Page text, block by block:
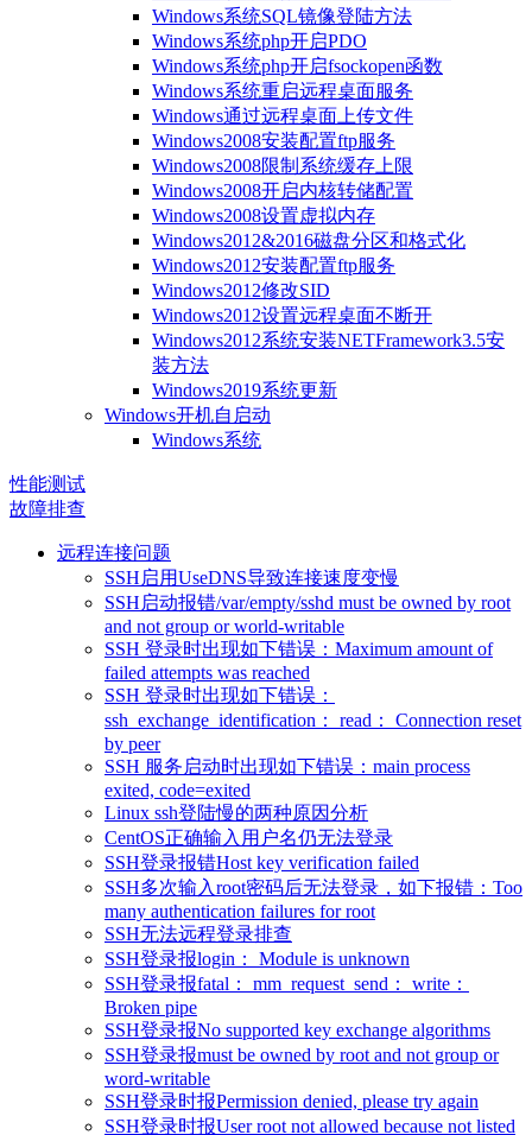
Windows系统SQL镜像登陆方法
Windows系统php开启PDO
Windows系统php开启fsockopen函数
Windows系统重启远程桌面服务
Windows通过远程桌面上传文件
Windows2008安装配置ftp服务
Windows2008限制系统缓存上限
Windows2008开启内核转储配置
Windows2008设置虚拟内存
Windows2012&2016磁盘分区和格式化
Windows2012安装配置ftp服务
Windows2012修改SID
Windows2012设置远程桌面不断开
Windows2012系统安装NETFramework3.5安
装方法
Windows2019系统更新
Windows开机自启动
Windows系统
性能测试
故障排查
远程连接问题
SSH启用UseDNS导致连接速度变慢
SSH启动报错/var/empty/sshd must be owned by root
and not group or world-writable
SSH 登录时出现如下错误：Maximum amount of
failed attempts was reached
SSH 登录时出现如下错误：
ssh_exchange_identification： read： Connection reset
by peer
SSH 服务启动时出现如下错误：main process
exited, code=exited
Linux ssh登陆慢的两种原因分析
CentOS正确输入用户名仍无法登录
SSH登录报错Host key verification failed
SSH多次输入root密码后无法登录，如下报错：Too
many authentication failures for root
SSH无法远程登录排查
SSH登录报login： Module is unknown
SSH登录报fatal： mm_request_send： write：
Broken pipe
SSH登录报No supported key exchange algorithms
SSH登录报must be owned by root and not group or
word-writable
SSH登录时报Permission denied, please try again
SSH登录时报User root not allowed because not listed